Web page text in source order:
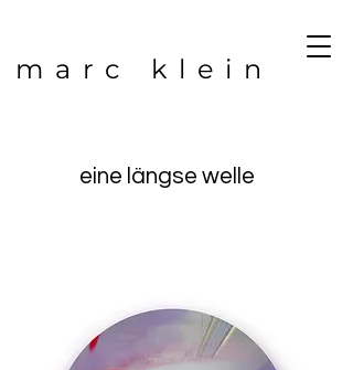
marc klein
eine längse welle